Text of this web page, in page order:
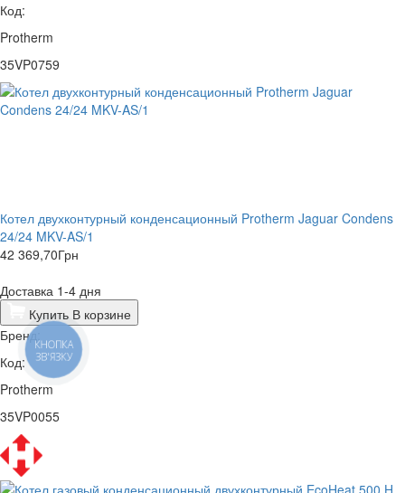
Код:
Protherm
35VP0759
Котел двухконтурный конденсационный Protherm Jaguar Condens
24/24 MKV-AS/1
42 369,70Грн
Доставка 1-4 дня
Купить В корзине
Бренд:
Код:
Protherm
35VP0055
КНОПКА
ЗВ'ЯЗКУ